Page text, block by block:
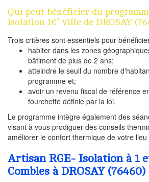
Qui peut bénéficier du
isolation 1€" ville de DROSAY
Trois critères sont essentiels pour
habiter dans les zones
bâtiment de plus de 2 ans;
atteindre le seuil du nombre
programme et;
avoir un revenu fiscal de référence
fourchette définie par la loi.
Le programme intègre également des
visant à vous prodiguer des conseils
améliorer le confort thermique de votre
Artisan RGE- Isolation à 1
Combles à DROSAY (76460)